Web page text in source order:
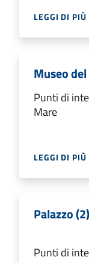
LEGGI DI PIÙ
Museo
Punti di
Mare
LEGGI DI PIÙ
Palazzo (2)
Punti di